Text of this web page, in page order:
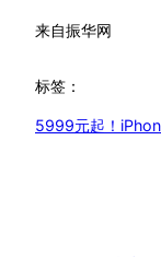
来自振华网
标签：
5999元起！